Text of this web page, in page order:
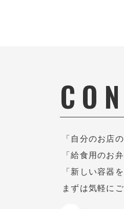
「自分のお店
「給食用のお
「新しい容器
まずは気軽に